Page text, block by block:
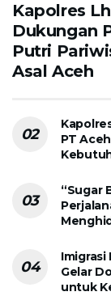
Kapolres
Dukungan
Putri
Asal Aceh
PT
“Sugar
Imigrasi
Gelar
untuk